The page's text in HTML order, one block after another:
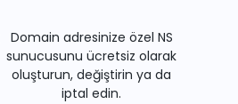
Domain adresinize özel NS
sunucusunu ücretsiz olarak
oluşturun, değiştirin ya da
iptal edin.